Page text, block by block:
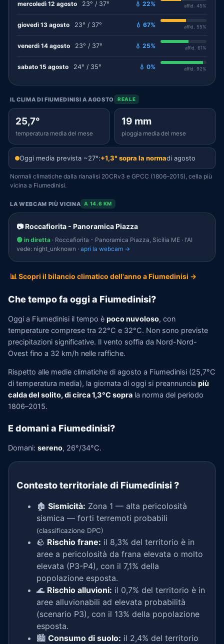
mercoledì 12 agosto 23° / 37° 💧 22% affid. 45%
giovedì 13 agosto 23° / 37° 💧 67% affid. 55%
venerdì 14 agosto 23° / 37° 💧 25% affid. 61%
sabato 15 agosto 24° / 35° 💧 0% affid. 92%
IL CLIMA DI FIUMEDINISI A AGOSTO REALE
25,7°
temperatura media del mese
19 mm
pioggia media del mese
Oggi media prevista ~27°:+1,3° sopra la normadi agosto
Normali climatiche dalla rianalisi 20CRv3 e GPCC (1806–2015), cella più
vicina a Fiumedinisi.
LA WEBCAM PIÙ VICINA A 14.6 KM
📷 Roccafiorita - Panoramica Piazza
🟢 in diretta · Roccafiorita - Panoramica Piazza, Sicilia ME · l'AI
vede: night_unknown · apri la webcam →
📊 Scopri il bilancio climatico dell'anno a Fiumedinisi →
Che tempo fa oggi a Fiumedinisi?
Oggi a Fiumedinisi il tempo è poco nuvoloso, con
temperature comprese tra 22°C e 32°C. Non sono previste
precipitazioni significative. Il vento soffia da Nord-Nord-
Ovest fino a 32 km/h nelle raffiche.
Rispetto alle medie climatiche di agosto a Fiumedinisi (25,7°C
di temperatura media), la giornata di oggi si preannuncia più
calda del solito, di circa 1,3°C sopra la norma del periodo
1806–2015.
E domani a Fiumedinisi?
Domani: sereno, 26°/34°C.
Contesto territoriale di Fiumedinisi ?
🏚️ Sismicità: Zona 1 — alta pericolosità
sismica — forti terremoti probabili
(classificazione DPC)
🪨 Rischio frane: il 8,3% del territorio è in
aree a pericolosità da frana elevata o molto
elevata (P3-P4), con il 7,1% della
popolazione esposta.
🌊 Rischio alluvioni: il 0,7% del territorio è in
aree alluvionabili ad elevata probabilità
(scenario P3), con il 13% della popolazione
esposta.
🏙️ Consumo di suolo: il 2,4% del territorio